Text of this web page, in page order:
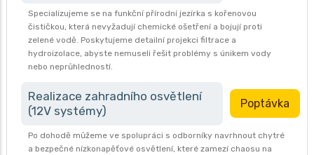
Specializujeme se na funkční přírodní jezírka s kořenovou
čističkou, která nevyžadují chemické ošetření a bojují proti
zelené vodě. Poskytujeme detailní projekci filtrace a
hydroizolace, abyste nemuseli řešit problémy s únikem vody
nebo neprůhledností.
Realizace zahradního osvětlení
(12V systémy)
Poptávka
Po dohodě můžeme ve spolupráci s odborníky navrhnout chytré
a bezpečné nízkonapěťové osvětlení, které zamezí chaosu na